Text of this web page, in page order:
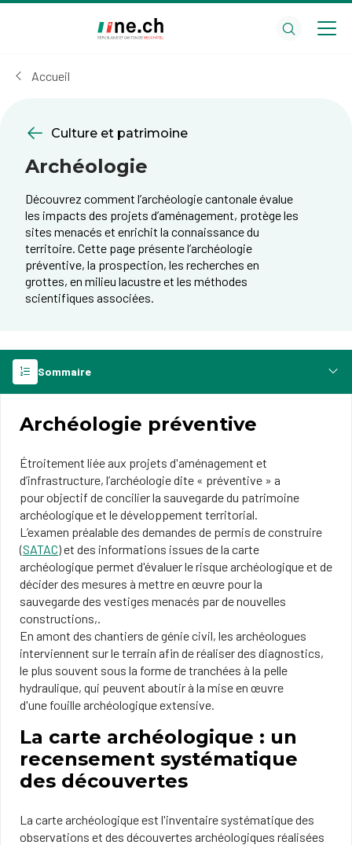
cookies
Accueil
Culture et patrimoine
Archéologie
Découvrez comment l’archéologie cantonale évalue
les impacts des projets d’aménagement, protège les
sites menacés et enrichit la connaissance du
territoire. Cette page présente l’archéologie
préventive, la prospection, les recherches en
grottes, en milieu lacustre et les méthodes
scientifiques associées.
Sommaire
Archéologie préventive
Étroitement liée aux projets d'aménagement et
d’infrastructure, l’archéologie dite « préventive » a
pour objectif de concilier la sauvegarde du patrimoine
archéologique et le développement territorial.
L’examen préalable des demandes de permis de construire
(SATAC) et des informations issues de la carte
archéologique permet d'évaluer le risque archéologique et de
décider des mesures à mettre en œuvre pour la
sauvegarde des vestiges menacés par de nouvelles
constructions,.
En amont des chantiers de génie civil, les archéologues
interviennent sur le terrain afin de réaliser des diagnostics,
le plus souvent sous la forme de tranchées à la pelle
hydraulique, qui peuvent aboutir à la mise en œuvre
d'une fouille archéologique extensive.
La carte archéologique : un
recensement systématique
des découvertes
La carte archéologique est l'inventaire systématique des
observations et des découvertes archéologiques réalisées